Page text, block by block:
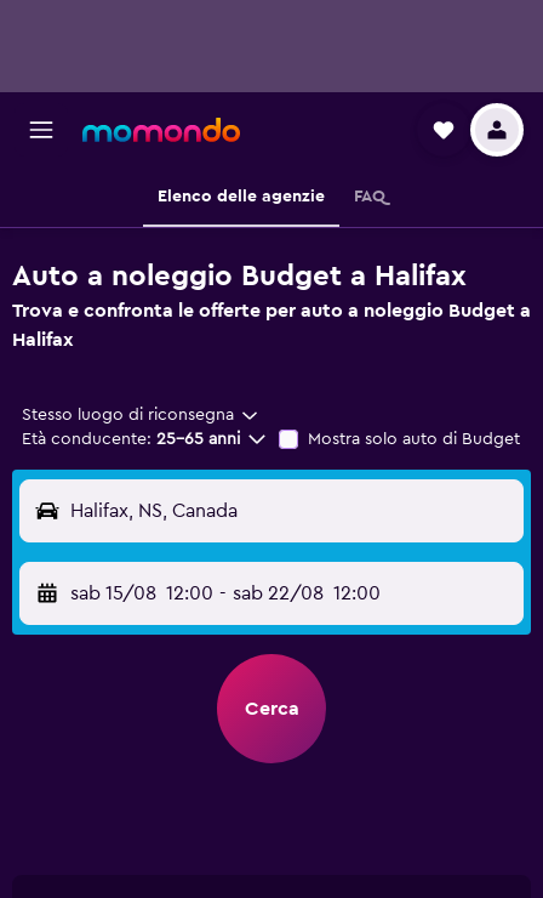
Elenco delle agenzie FAQ
Auto a noleggio Budget a Halifax
Trova e confronta le offerte per auto a noleggio Budget a
Halifax
Stesso luogo di riconsegna
Età conducente: 25-65 anni Mostra solo auto di Budget
Halifax, NS, Canada
sab 15/08 12:00 - sab 22/08 12:00
Cerca